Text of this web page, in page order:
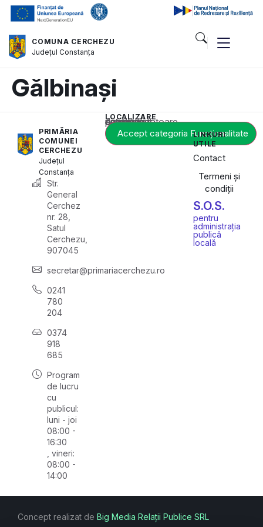
COMUNA CERCHEZU
JudețulConstanța
Gălbinași
PRIMĂRIA
COMUNEI
CERCHEZU
Județul
Constanța
Str.
General
Cerchez
nr. 28,
Satul
Cerchezu,
907045
secretar@primariacerchezu.ro
0241
780
204
0374
918
685
Program
de lucru
cu
publicul:
luni - joi
08:00 -
16:30
, vineri:
08:00 -
14:00
LOCALIZARE
Acest conținut este blocat până când acceptați categoria corespunzătoare de cookie-uri.
Accept categoria Funcționalitate
LINKURI
UTILE
Contact
Termeni și
condiții
S.O.S.
pentru
administrația
publică
locală
Concept realizat de Big Media Relații Publice SRL